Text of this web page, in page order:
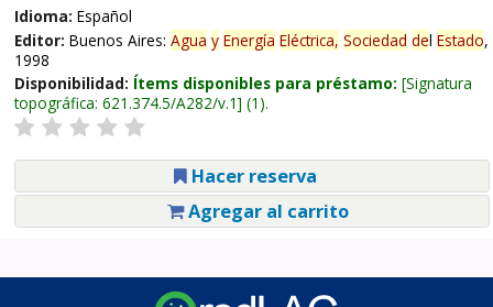
Idioma: Español
Editor: Buenos Aires: Agua y Energía Eléctrica, Sociedad del Estado,
1998
Disponibilidad: Ítems disponibles para préstamo: Signatura
topográfica: 621.374.5/A282/v.1 (1).
Hacer reserva
Agregar al carrito